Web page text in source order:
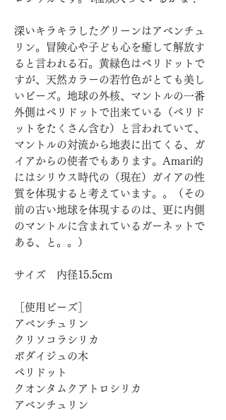
深いキラキラしたグリーンはアベンチュ
リン。冒険心や子ども心を癒して解放す
ると言われる石。黄緑色はペリドットで
すが、天然カラーの若竹色がとても美し
いビーズ。地球の外核、マントルの一番
外側はペリドットで出来ている（ペリド
ットをたくさん含む）と言われていて、
マントルの対流から地表に出てくる、ガ
イアからの使者でもあります。Amari的
にはシリウス時代の（現在）ガイアの性
質を体現すると考えています。。（その
前の古い地球を体現するのは、更に内側
のマントルに含まれているガーネットで
ある、と。。）
サイズ 内径15.5cm
［使用ビーズ］
アベンチュリン
クリソコラシリカ
ボダイジュの木
ペリドット
クオンタムクアトロシリカ
アベンチュリン